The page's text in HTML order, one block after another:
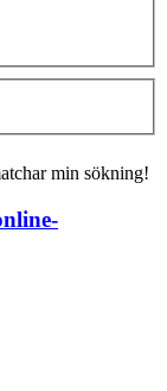
min sökning!